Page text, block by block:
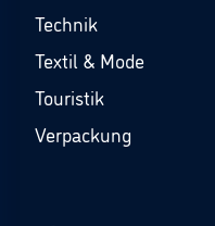
Technik
Textil & Mode
Touristik
Verpackung